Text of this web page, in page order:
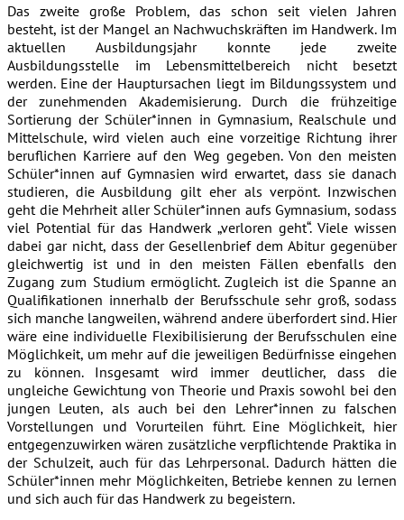
Das zweite große Problem, das schon seit vielen Jahren
besteht, ist der Mangel an Nachwuchskräften im Handwerk. Im
aktuellen Ausbildungsjahr konnte jede zweite
Ausbildungsstelle im Lebensmittelbereich nicht besetzt
werden. Eine der Hauptursachen liegt im Bildungssystem und
der zunehmenden Akademisierung. Durch die frühzeitige
Sortierung der Schüler*innen in Gymnasium, Realschule und
Mittelschule, wird vielen auch eine vorzeitige Richtung ihrer
beruflichen Karriere auf den Weg gegeben. Von den meisten
Schüler*innen auf Gymnasien wird erwartet, dass sie danach
studieren, die Ausbildung gilt eher als verpönt. Inzwischen
geht die Mehrheit aller Schüler*innen aufs Gymnasium, sodass
viel Potential für das Handwerk „verloren geht“. Viele wissen
dabei gar nicht, dass der Gesellenbrief dem Abitur gegenüber
gleichwertig ist und in den meisten Fällen ebenfalls den
Zugang zum Studium ermöglicht. Zugleich ist die Spanne an
Qualifikationen innerhalb der Berufsschule sehr groß, sodass
sich manche langweilen, während andere überfordert sind. Hier
wäre eine individuelle Flexibilisierung der Berufsschulen eine
Möglichkeit, um mehr auf die jeweiligen Bedürfnisse eingehen
zu können. Insgesamt wird immer deutlicher, dass die
ungleiche Gewichtung von Theorie und Praxis sowohl bei den
jungen Leuten, als auch bei den Lehrer*innen zu falschen
Vorstellungen und Vorurteilen führt. Eine Möglichkeit, hier
entgegenzuwirken wären zusätzliche verpflichtende Praktika in
der Schulzeit, auch für das Lehrpersonal. Dadurch hätten die
Schüler*innen mehr Möglichkeiten, Betriebe kennen zu lernen
und sich auch für das Handwerk zu begeistern.